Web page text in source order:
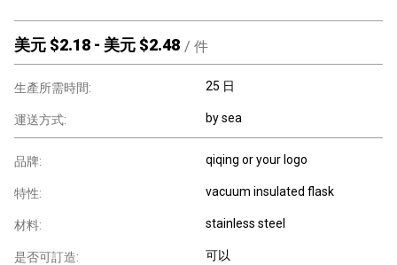
美元 $2.18 - 美元 $2.48 / 件
生產所需時間: 25 日
運送方式: by sea
品牌: qiqing or your logo
特性: vacuum insulated flask
材料: stainless steel
是否可訂造: 可以